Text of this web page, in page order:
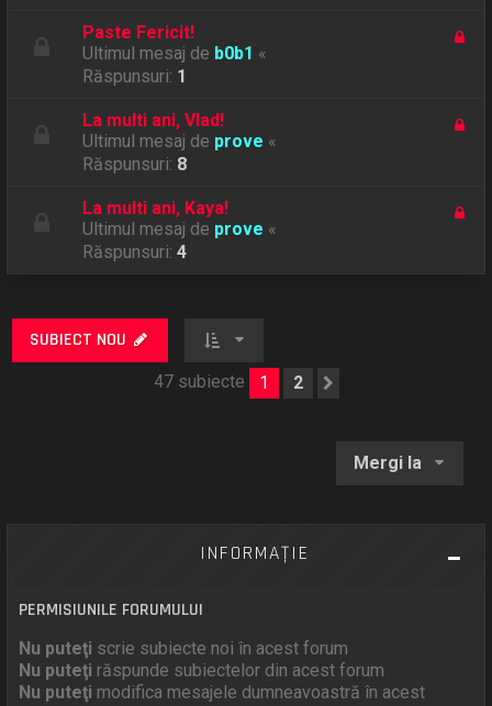
Paste Fericit!
Ultimul mesaj de b0b1 «
Răspunsuri: 1
La multi ani, Vlad!
Ultimul mesaj de prove «
Răspunsuri: 8
La multi ani, Kaya!
Ultimul mesaj de prove «
Răspunsuri:4
SUBIECT NOU
47 subiecte 1 2
Mergi la
INFORMAŢIE
PERMISIUNILE FORUMULUI
Nu puteţi scrie subiecte noi în acest forum
Nu puteţi răspunde subiectelor din acest forum
Nu puteţi modifica mesajele dumneavoastră în acest